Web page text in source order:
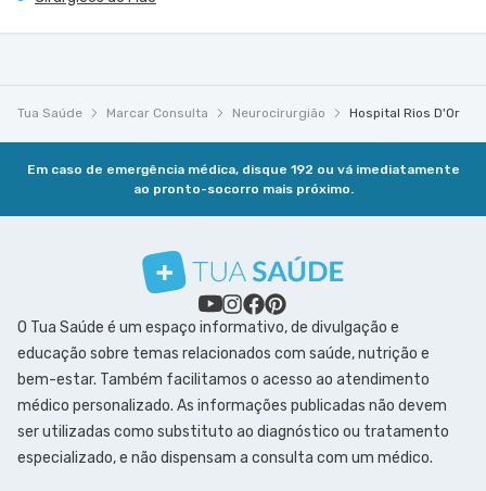
Tua Saúde Marcar Consulta Neurocirurgião Hospital Rios D'Or
Em caso de emergência médica, disque 192 ou vá imediatamente
ao pronto-socorro mais próximo.
O Tua Saúde é um espaço informativo, de divulgação e
educação sobre temas relacionados com saúde, nutrição e
bem-estar. Também facilitamos o acesso ao atendimento
médico personalizado. As informações publicadas não devem
ser utilizadas como substituto ao diagnóstico ou tratamento
especializado, e não dispensam a consulta com um médico.